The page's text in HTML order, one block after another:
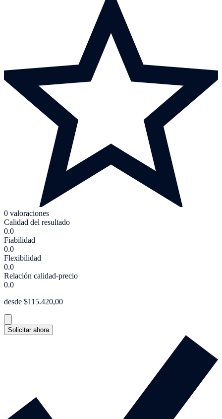
0 valoraciones
Calidad del resultado
0.0
Fiabilidad
0.0
Flexibilidad
0.0
Relación calidad-precio
0.0
desde $115.420,00
Solicitar ahora